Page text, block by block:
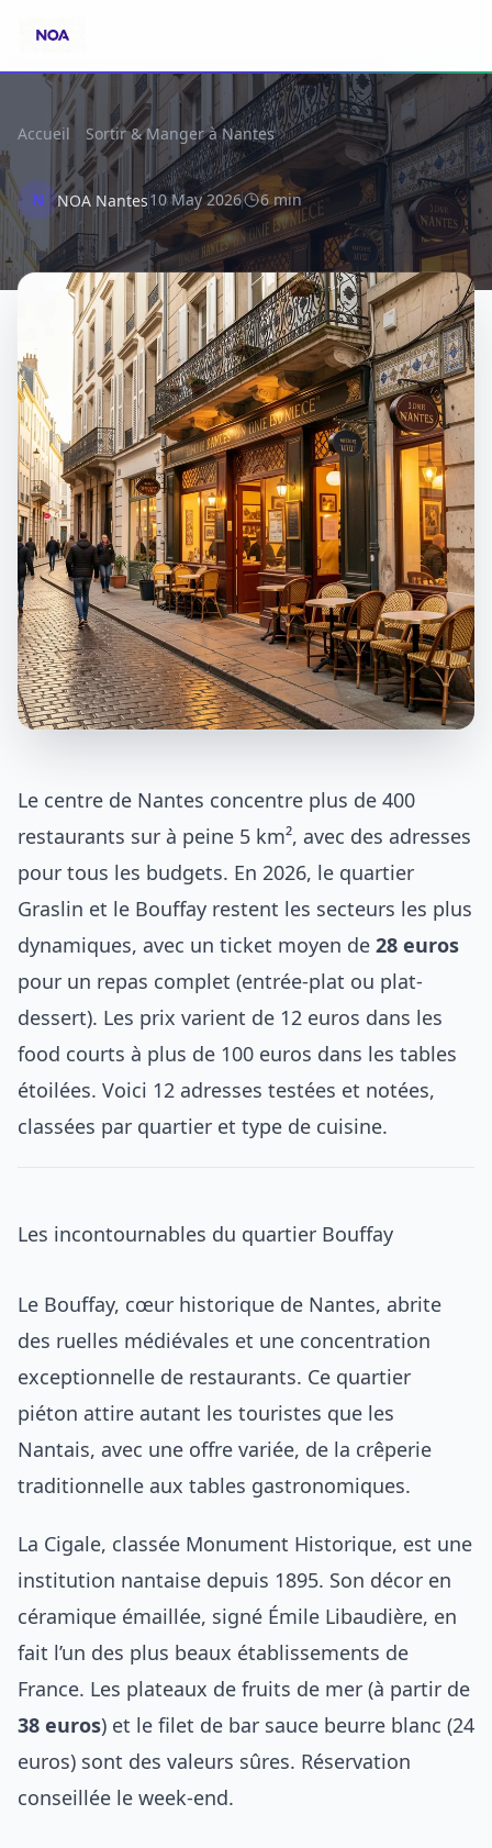
Accueil Sortir & Manger à Nantes
N NOA Nantes10 May 2026 6 min
Le centre de Nantes concentre plus de 400
restaurants sur à peine 5 km², avec des adresses
pour tous les budgets. En 2026, le quartier
Graslin et le Bouffay restent les secteurs les plus
dynamiques, avec un ticket moyen de 28 euros
pour un repas complet (entrée-plat ou plat-
dessert). Les prix varient de 12 euros dans les
food courts à plus de 100 euros dans les tables
étoilées. Voici 12 adresses testées et notées,
classées par quartier et type de cuisine.
Les incontournables du quartier Bouffay
Le Bouffay, cœur historique de Nantes, abrite
des ruelles médiévales et une concentration
exceptionnelle de restaurants. Ce quartier
piéton attire autant les touristes que les
Nantais, avec une offre variée, de la crêperie
traditionnelle aux tables gastronomiques.
La Cigale, classée Monument Historique, est une
institution nantaise depuis 1895. Son décor en
céramique émaillée, signé Émile Libaudière, en
fait l’un des plus beaux établissements de
France. Les plateaux de fruits de mer (à partir de
38 euros) et le filet de bar sauce beurre blanc (24
euros) sont des valeurs sûres. Réservation
conseillée le week-end.